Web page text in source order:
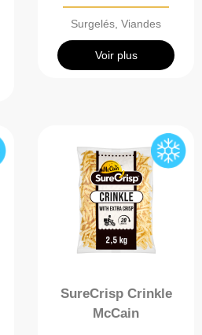
Surgelés, Viandes
Voir plus
SureCrisp Crinkle
McCain